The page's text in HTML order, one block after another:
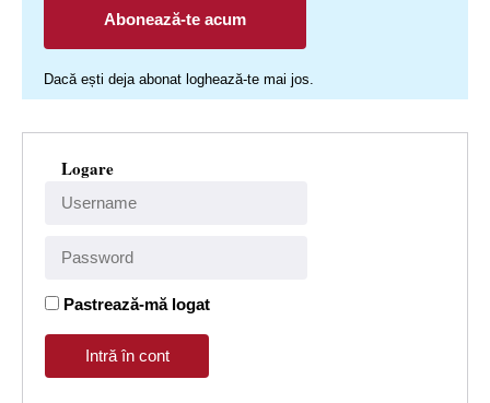
Abonează-te acum
Dacă ești deja abonat loghează-te mai jos.
Logare
Pastrează-mă logat